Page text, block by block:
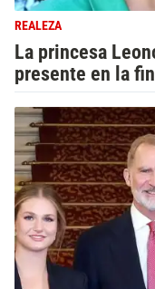
REALEZA
La princesa
presente en la